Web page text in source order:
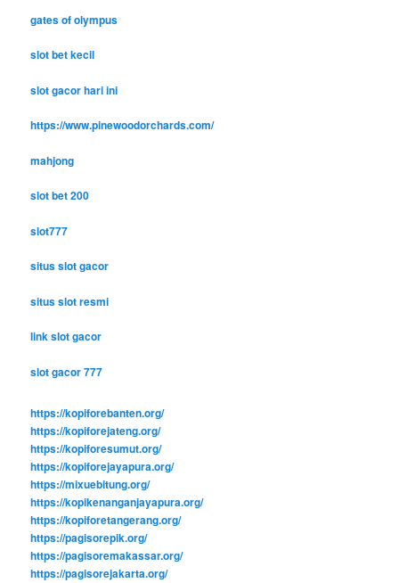
gates of olympus
slot bet kecil
slot gacor hari ini
https://www.pinewoodorchards.com/
mahjong
slot bet 200
slot777
situs slot gacor
situs slot resmi
link slot gacor
slot gacor 777
https://kopiforebanten.org/
https://kopiforejateng.org/
https://kopiforesumut.org/
https://kopiforejayapura.org/
https://mixuebitung.org/
https://kopikenanganjayapura.org/
https://kopiforetangerang.org/
https://pagisorepik.org/
https://pagisoremakassar.org/
https://pagisorejakarta.org/